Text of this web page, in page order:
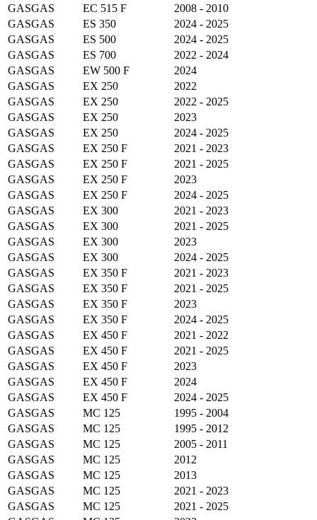
GASGAS
EC 515 F
2008 - 2010
GASGAS
ES 350
2024 - 2025
GASGAS
ES 500
2024 - 2025
GASGAS
ES 700
2022 - 2024
GASGAS
EW 500 F
2024
GASGAS
EX 250
2022
GASGAS
EX 250
2022 - 2025
GASGAS
EX 250
2023
GASGAS
EX 250
2024 - 2025
GASGAS
EX 250 F
2021 - 2023
GASGAS
EX 250 F
2021 - 2025
GASGAS
EX 250 F
2023
GASGAS
EX 250 F
2024 - 2025
GASGAS
EX 300
2021 - 2023
GASGAS
EX 300
2021 - 2025
GASGAS
EX 300
2023
GASGAS
EX 300
2024 - 2025
GASGAS
EX 350 F
2021 - 2023
GASGAS
EX 350 F
2021 - 2025
GASGAS
EX 350 F
2023
GASGAS
EX 350 F
2024 - 2025
GASGAS
EX 450 F
2021 - 2022
GASGAS
EX 450 F
2021 - 2025
GASGAS
EX 450 F
2023
GASGAS
EX 450 F
2024
GASGAS
EX 450 F
2024 - 2025
GASGAS
MC 125
1995 - 2004
GASGAS
MC 125
1995 - 2012
GASGAS
MC 125
2005 - 2011
GASGAS
MC 125
2012
GASGAS
MC 125
2013
GASGAS
MC 125
2021 - 2023
GASGAS
MC 125
2021 - 2025